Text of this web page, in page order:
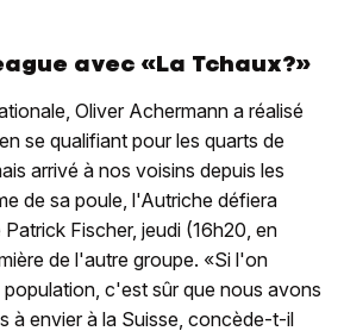
avec «La Tchaux?»
Oliver Achermann a réalisé
se qualifiant pour les quarts de
arrivé à nos voisins depuis les
de sa poule, l'Autriche défiera
Fischer, jeudi (16h20, en
de l'autre groupe. «Si l'on
population, c'est sûr que nous avons
à envier à la Suisse, concède-t-il